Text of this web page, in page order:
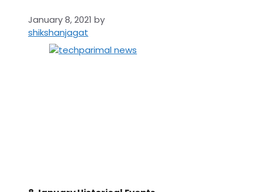
January 8, 2021 by
shikshanjagat